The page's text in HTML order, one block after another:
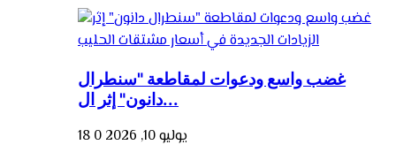
غضب واسع ودعوات لمقاطعة "سنطرال
دانون" إثر ال...
يوليو 10, 2026 0
18